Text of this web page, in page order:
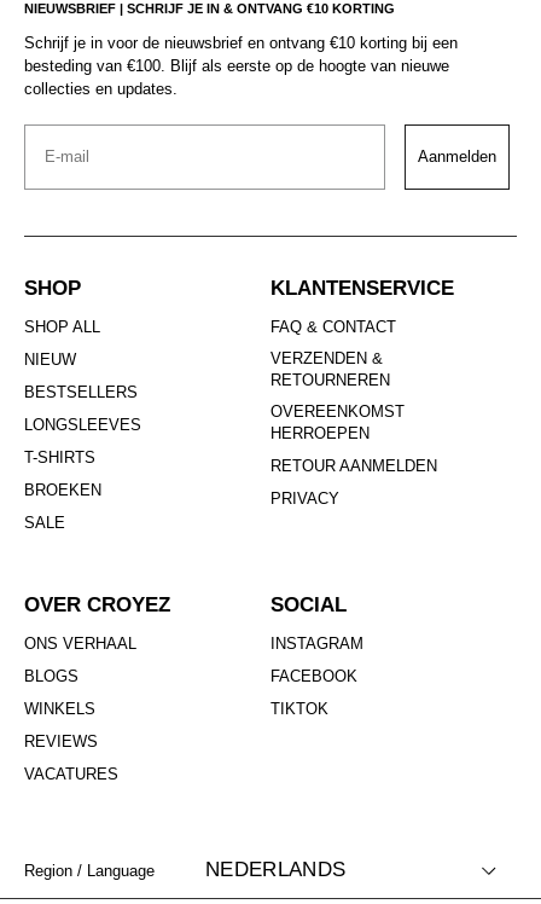
NIEUWSBRIEF | SCHRIJF JE IN & ONTVANG €10 KORTING
Schrijf je in voor de nieuwsbrief en ontvang €10 korting bij een
besteding van €100. Blijf als eerste op de hoogte van nieuwe
collecties en updates.
Email
Aanmelden
SHOP
SHOP ALL
NIEUW
BESTSELLERS
LONGSLEEVES
T-SHIRTS
BROEKEN
SALE
KLANTENSERVICE
FAQ & CONTACT
VERZENDEN &
RETOURNEREN
OVEREENKOMST
HERROEPEN
RETOUR AANMELDEN
PRIVACY
OVER CROYEZ
ONS VERHAAL
BLOGS
WINKELS
REVIEWS
VACATURES
SOCIAL
INSTAGRAM
FACEBOOK
TIKTOK
Region / Language NEDERLANDS